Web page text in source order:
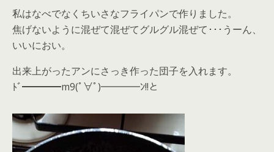
私はなべでなくちいさなフライパンで作りました。
焦げないように混ぜて混ぜてグルグル混ぜて･･･うーん、
いいにおい。
出来上がったアンにさっき作った団子を入れます。
ﾄﾞ━━━━m9(ﾟ∀ﾟ)━━━━ﾝ!!と